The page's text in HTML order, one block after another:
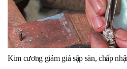
Kim cương giảm giá sập sàn, chấp